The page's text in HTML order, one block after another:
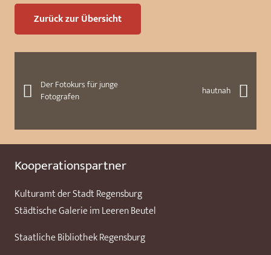
Zurück zur Übersicht
Der Fotokurs für junge
Fotografen
hautnah
Kooperationspartner
Kulturamt der Stadt Regensburg
Städtische Galerie im Leeren Beutel
Staatliche Bibliothek Regensburg